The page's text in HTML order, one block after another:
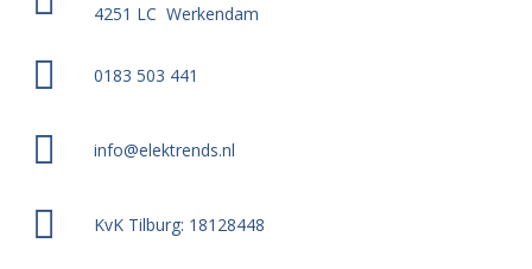
4251 LC Werkendam
0183 503 441
info@elektrends.nl
KvK Tilburg: 18128448